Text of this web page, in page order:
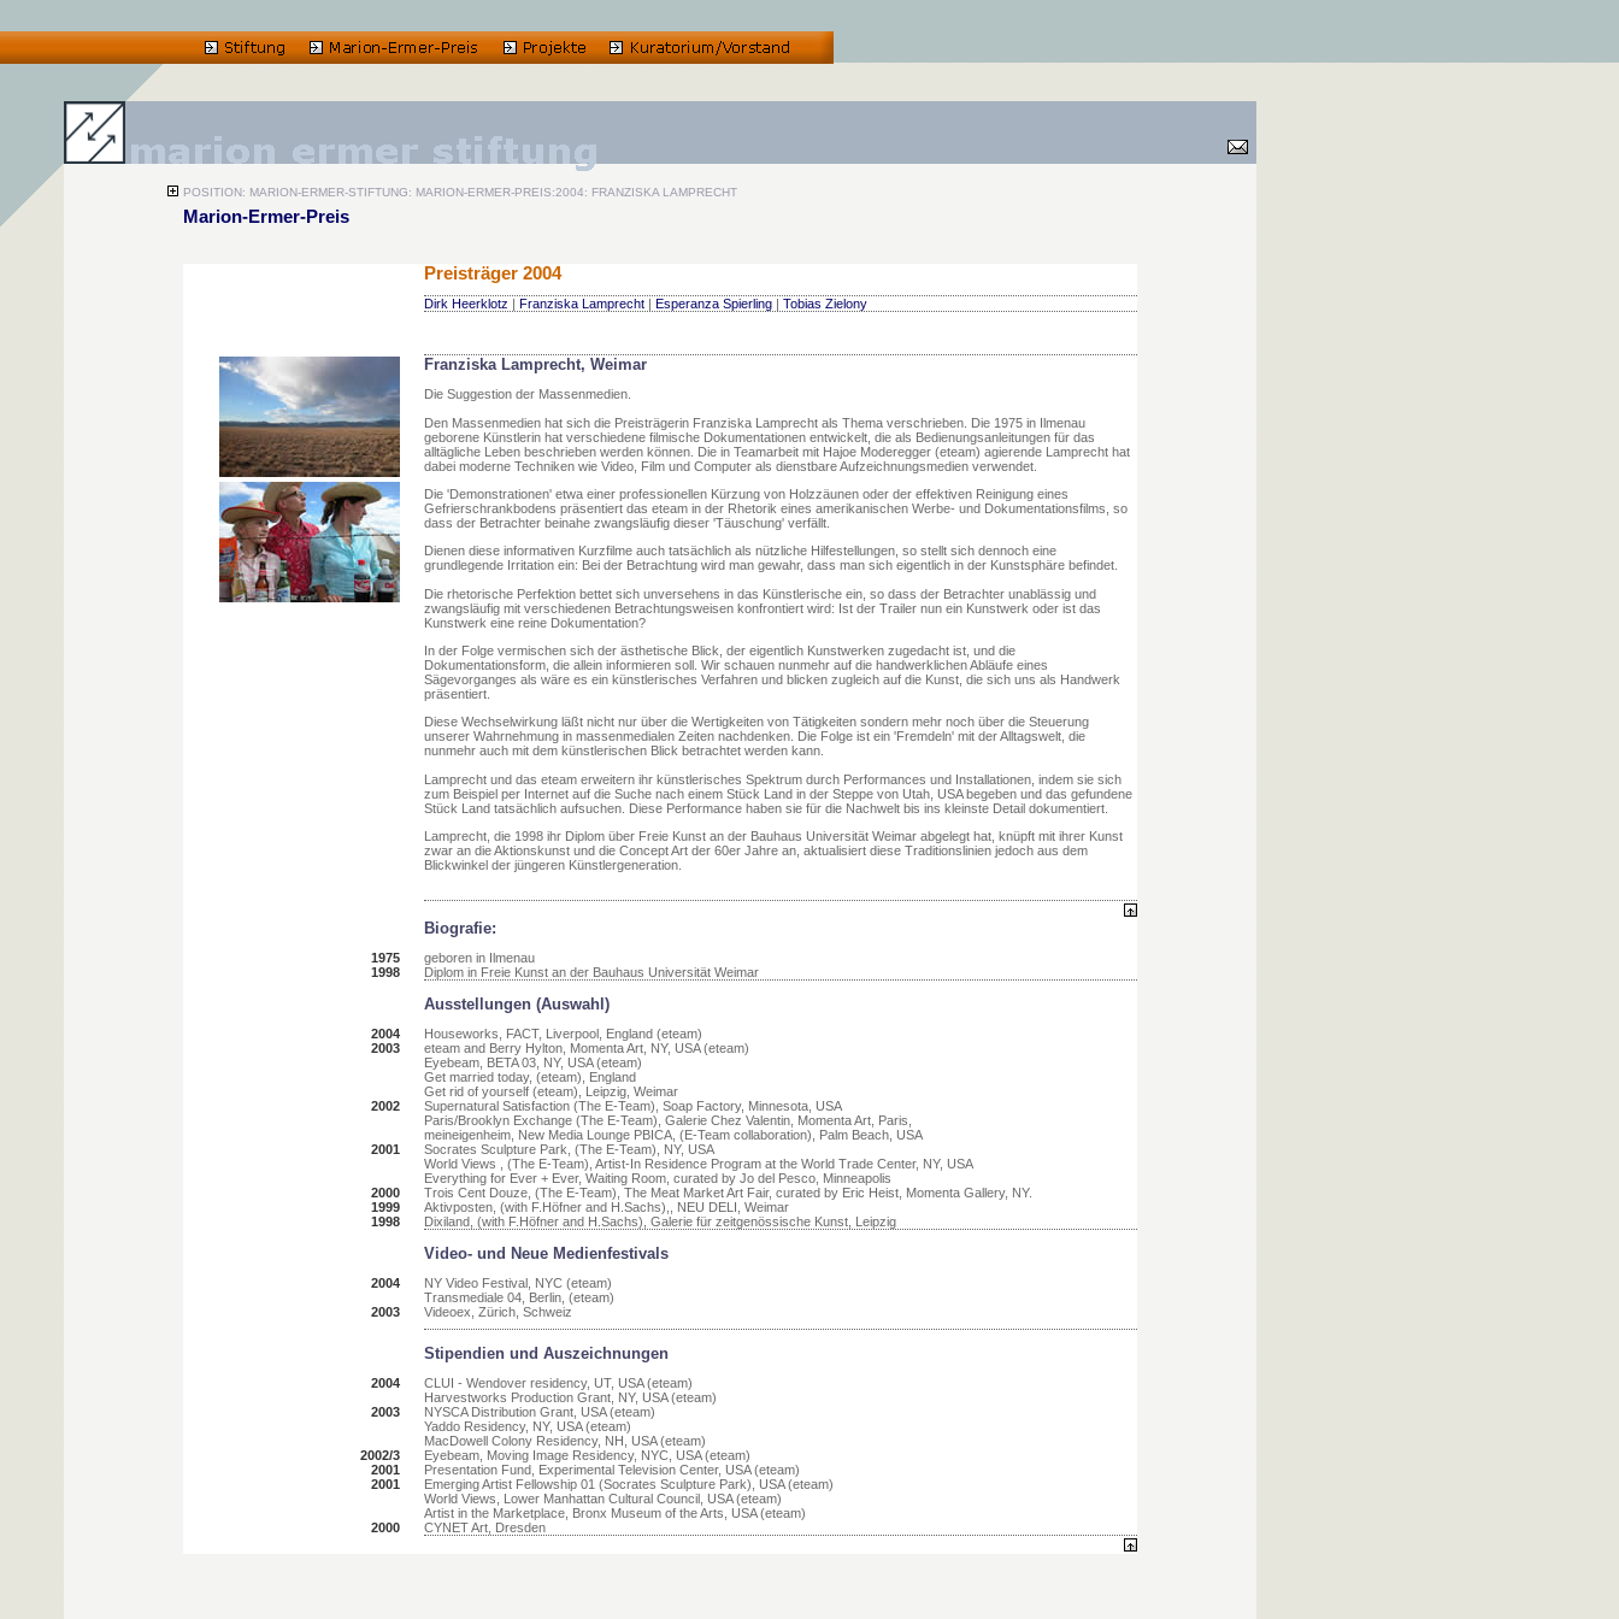
POSITION: MARION-ERMER-STIFTUNG: MARION-ERMER-PREIS:2004: FRANZISKA LAMPRECHT
Marion-Ermer-Preis
Preisträger 2004
Dirk Heerklotz | Franziska Lamprecht | Esperanza Spierling | Tobias Zielony
Franziska Lamprecht, Weimar
Die Suggestion der Massenmedien.
Den Massenmedien hat sich die Preisträgerin Franziska Lamprecht als Thema verschrieben. Die 1975 in Ilmenau
geborene Künstlerin hat verschiedene filmische Dokumentationen entwickelt, die als Bedienungsanleitungen für das
alltägliche Leben beschrieben werden können. Die in Teamarbeit mit Hajoe Moderegger (eteam) agierende Lamprecht hat
dabei moderne Techniken wie Video, Film und Computer als dienstbare Aufzeichnungsmedien verwendet.
Die 'Demonstrationen' etwa einer professionellen Kürzung von Holzzäunen oder der effektiven Reinigung eines
Gefrierschrankbodens präsentiert das eteam in der Rhetorik eines amerikanischen Werbe- und Dokumentationsfilms, so
dass der Betrachter beinahe zwangsläufig dieser 'Täuschung' verfällt.
Dienen diese informativen Kurzfilme auch tatsächlich als nützliche Hilfestellungen, so stellt sich dennoch eine
grundlegende Irritation ein: Bei der Betrachtung wird man gewahr, dass man sich eigentlich in der Kunstsphäre befindet.
Die rhetorische Perfektion bettet sich unversehens in das Künstlerische ein, so dass der Betrachter unablässig und
zwangsläufig mit verschiedenen Betrachtungsweisen konfrontiert wird: Ist der Trailer nun ein Kunstwerk oder ist das
Kunstwerk eine reine Dokumentation?
In der Folge vermischen sich der ästhetische Blick, der eigentlich Kunstwerken zugedacht ist, und die
Dokumentationsform, die allein informieren soll. Wir schauen nunmehr auf die handwerklichen Abläufe eines
Sägevorganges als wäre es ein künstlerisches Verfahren und blicken zugleich auf die Kunst, die sich uns als Handwerk
präsentiert.
Diese Wechselwirkung läßt nicht nur über die Wertigkeiten von Tätigkeiten sondern mehr noch über die Steuerung
unserer Wahrnehmung in massenmedialen Zeiten nachdenken. Die Folge ist ein 'Fremdeln' mit der Alltagswelt, die
nunmehr auch mit dem künstlerischen Blick betrachtet werden kann.
Lamprecht und das eteam erweitern ihr künstlerisches Spektrum durch Performances und Installationen, indem sie sich
zum Beispiel per Internet auf die Suche nach einem Stück Land in der Steppe von Utah, USA begeben und das gefundene
Stück Land tatsächlich aufsuchen. Diese Performance haben sie für die Nachwelt bis ins kleinste Detail dokumentiert.
Lamprecht, die 1998 ihr Diplom über Freie Kunst an der Bauhaus Universität Weimar abgelegt hat, knüpft mit ihrer Kunst
zwar an die Aktionskunst und die Concept Art der 60er Jahre an, aktualisiert diese Traditionslinien jedoch aus dem
Blickwinkel der jüngeren Künstlergeneration.
Biografie:
1975
geboren in Ilmenau
1998
Diplom in Freie Kunst an der Bauhaus Universität Weimar
Ausstellungen (Auswahl)
2004
Houseworks, FACT, Liverpool, England (eteam)
2003
eteam and Berry Hylton, Momenta Art, NY, USA (eteam)
Eyebeam, BETA 03, NY, USA (eteam)
Get married today, (eteam), England
Get rid of yourself (eteam), Leipzig, Weimar
2002
Supernatural Satisfaction (The E-Team), Soap Factory, Minnesota, USA
Paris/Brooklyn Exchange (The E-Team), Galerie Chez Valentin, Momenta Art, Paris,
meineigenheim, New Media Lounge PBICA, (E-Team collaboration), Palm Beach, USA
2001
Socrates Sculpture Park, (The E-Team), NY, USA
World Views , (The E-Team), Artist-In Residence Program at the World Trade Center, NY, USA
Everything for Ever + Ever, Waiting Room, curated by Jo del Pesco, Minneapolis
2000
Trois Cent Douze, (The E-Team), The Meat Market Art Fair, curated by Eric Heist, Momenta Gallery, NY.
1999
Aktivposten, (with F.Höfner and H.Sachs),, NEU DELI, Weimar
1998
Dixiland, (with F.Höfner and H.Sachs), Galerie für zeitgenössische Kunst, Leipzig
Video- und Neue Medienfestivals
2004
NY Video Festival, NYC (eteam)
Transmediale 04, Berlin, (eteam)
2003
Videoex, Zürich, Schweiz
Stipendien und Auszeichnungen
2004
CLUI - Wendover residency, UT, USA (eteam)
Harvestworks Production Grant, NY, USA (eteam)
2003
NYSCA Distribution Grant, USA (eteam)
Yaddo Residency, NY, USA (eteam)
MacDowell Colony Residency, NH, USA (eteam)
2002/3
Eyebeam, Moving Image Residency, NYC, USA (eteam)
2001
Presentation Fund, Experimental Television Center, USA (eteam)
2001
Emerging Artist Fellowship 01 (Socrates Sculpture Park), USA (eteam)
World Views, Lower Manhattan Cultural Council, USA (eteam)
Artist in the Marketplace, Bronx Museum of the Arts, USA (eteam)
2000
CYNET Art, Dresden